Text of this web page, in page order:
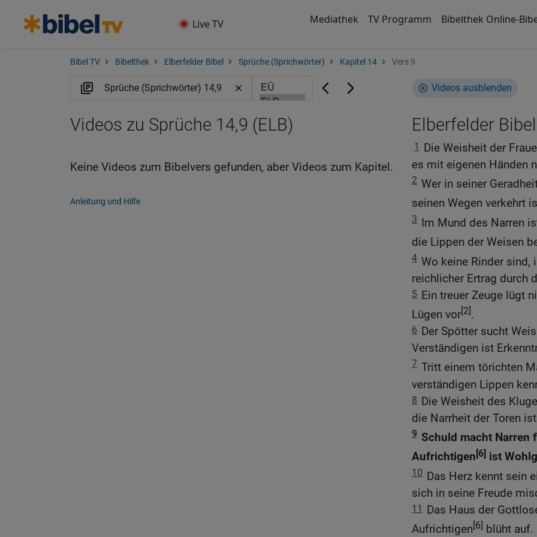
Live TV Mediathek TV Programm Bibelthek Online-
Bibel TV Bibelthek Elberfelder Bibel Sprüche (Sprichwörter) Kapitel 14 Vers 9
Videos ausblenden
Elberfelder
1 Die Weisheit der
es mit eigenen Händen
2 Wer in seiner
seinen Wegen verkehrt
3 Im Mund des Narren
die Lippen der Weisen
4 Wo keine Rinder sind,
reichlicher Ertrag durch
5 Ein treuer Zeuge lügt
Lügen vor[2].
6 Der Spötter sucht
Verständigen ist
7 Tritt einem törichten
verständigen Lippen
8 Die Weisheit des
die Narrheit der Toren
9 Schuld macht Narren
Aufrichtigen[6] ist
10 Das Herz kennt sein
sich in seine Freude
11 Das Haus der
Aufrichtigen[6] blüht auf.
Videos zu Sprüche 14,9 (ELB)
Keine Videos zum Bibelvers gefunden, aber Videos zum Kapitel.
Anleitung und Hilfe